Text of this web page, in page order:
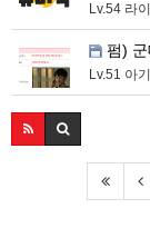
Lv.54 라
펌)
Lv.51 아